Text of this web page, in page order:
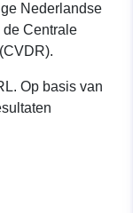
Nederlandse
Centrale
Op basis van